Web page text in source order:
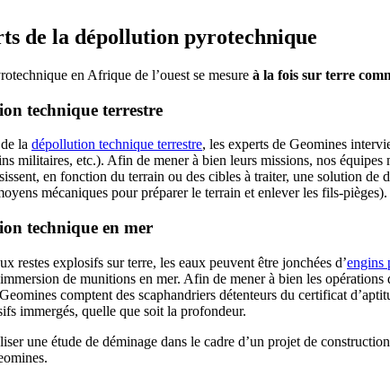
de la dépollution pyrotechnique
en Afrique de l’ouest se mesure à la fois sur terre
technique terrestre
la dépollution technique terrestre, les experts de Geomines
militaires, etc.). Afin de mener à bien leurs missions, nos
en fonction du terrain ou des cibles à traiter, une solution
mécaniques pour préparer le terrain et enlever les fils-pièges).
technique en mer
restes explosifs sur terre, les eaux peuvent être jonchées d’engins
de munitions en mer. Afin de mener à bien les
comptent des scaphandriers détenteurs du certificat
immergés, quelle que soit la profondeur.
une étude de déminage dans le cadre d’un projet de